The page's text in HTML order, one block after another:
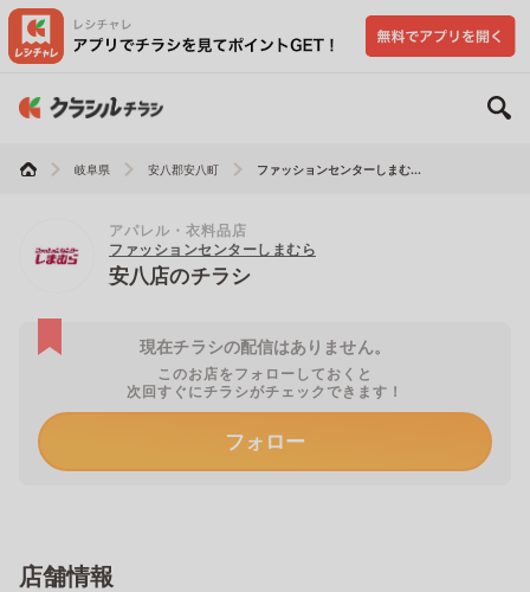
岐阜県 安八郡安八町 ファッションセンターしまむ...
アパレル・衣料品店
ファッションセンターしまむら
安八店のチラシ
現在チラシの配信はありません。
このお店をフォローしておくと
次回すぐにチラシがチェックできます！
フォロー
店舗情報